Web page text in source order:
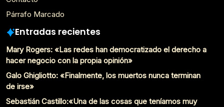
Párrafo Marcado
Entradas recientes
Mary Rogers: «Las redes han democratizado el derecho a
hacer negocio con la propia opinión»
Galo Ghigliotto: «Finalmente, los muertos nunca terminan
de irse»
Sebastián Castillo:«Una de las cosas que teníamos muy